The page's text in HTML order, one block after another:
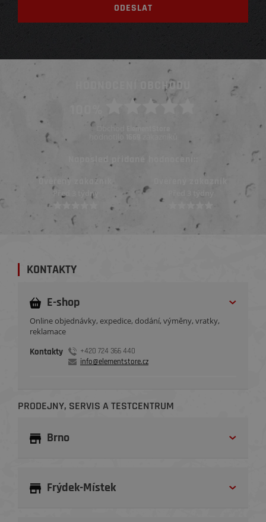
HODNOCENÍ OBCHODU
Obchod ElementStore
hodnotilo
Naposled přidané hodnocení::
Ověřený zákazník
Před 3 týdny
KONTAKTY
E-shop
Online objednávky, expedice, dodání, výměny, vratky,
reklamace
Kontakty
+420 724 366 440
info@elementstore.cz
PRODEJNY, SERVIS A TESTCENTRUM
Brno
Frýdek-Místek